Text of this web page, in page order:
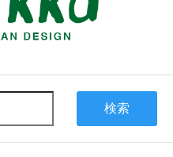
検索